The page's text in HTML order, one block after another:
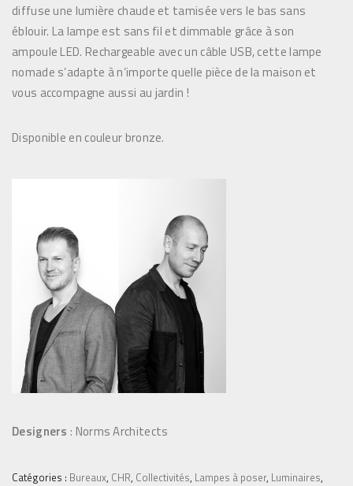
diffuse une lumière chaude et tamisée vers le bas sans
éblouir. La lampe est sans fil et dimmable grâce à son
ampoule LED. Rechargeable avec un câble USB, cette lampe
nomade s’adapte à n’importe quelle pièce de la maison et
vous accompagne aussi au jardin !
Disponible en couleur bronze.
Designers : Norms Architects
Catégories : Bureaux, CHR, Collectivités, Lampes à poser, Luminaires,